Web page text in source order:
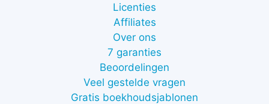
Licenties
Affiliates
Over ons
7 garanties
Beoordelingen
Veel gestelde vragen
Gratis boekhoudsjablonen